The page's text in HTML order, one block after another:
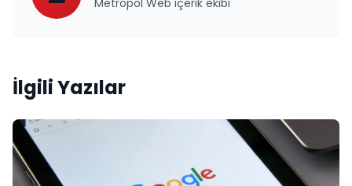
İlgili Yazılar